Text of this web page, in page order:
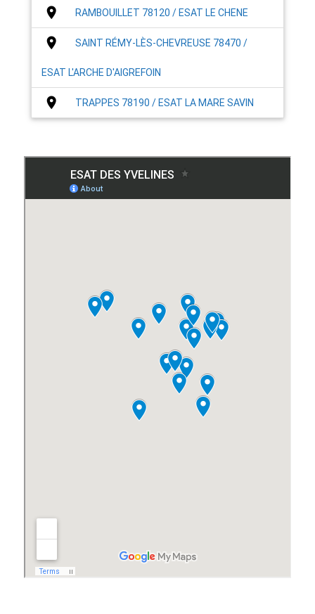
place RAMBOUILLET 78120 / ESAT LE CHENE
place SAINT RÉMY-LÈS-CHEVREUSE 78470 /
ESAT L'ARCHE D'AIGREFOIN
place TRAPPES 78190 / ESAT LA MARE SAVIN